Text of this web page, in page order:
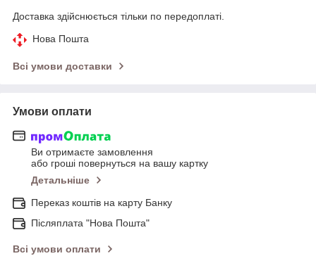
Доставка здійснюється тільки по передоплаті.
Нова Пошта
Всі умови доставки
Умови оплати
Ви отримаєте замовлення
або гроші повернуться на вашу картку
Детальніше
Переказ коштів на карту Банку
Післяплата "Нова Пошта"
Всі умови оплати